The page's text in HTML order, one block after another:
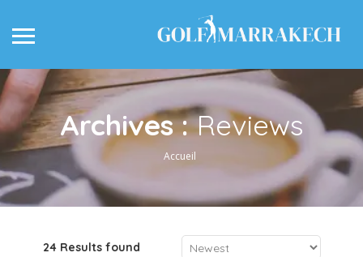
Archives :Reviews
Accueil
24 Results found